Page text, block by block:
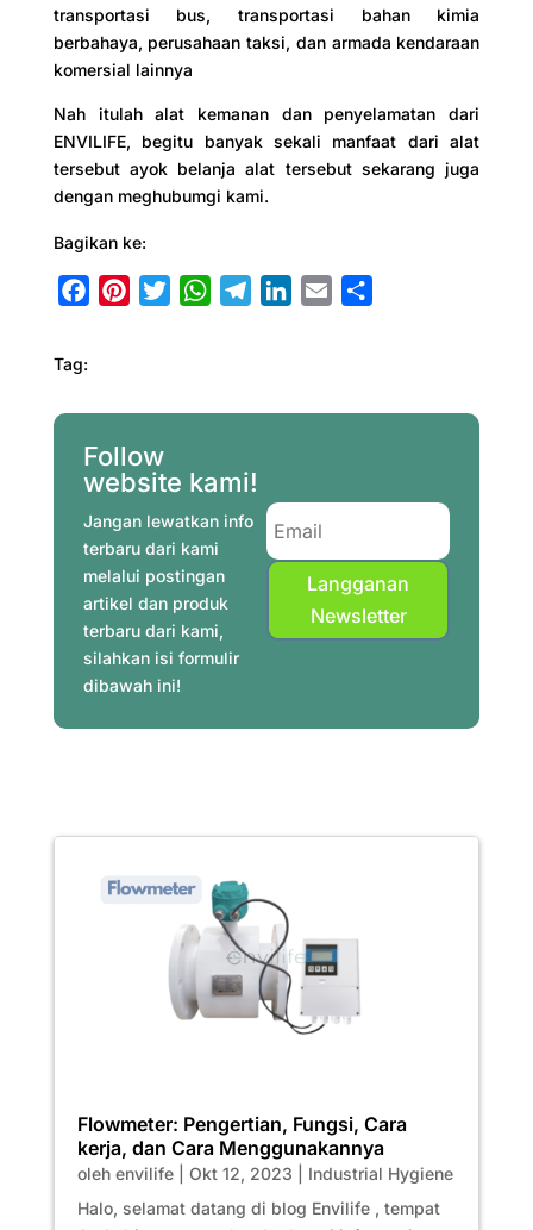
transportasi bus, transportasi bahan kimia
berbahaya, perusahaan taksi, dan armada kendaraan
komersial lainnya
Nah itulah alat kemanan dan penyelamatan dari
ENVILIFE, begitu banyak sekali manfaat dari alat
tersebut ayok belanja alat tersebut sekarang juga
dengan meghubumgi kami.
Bagikan ke:
b
o
o
e
r
e
t
r
W
s
p
g
a
m
e
n
l
e
Tag:
Follow
website kami!
Jangan lewatkan info
terbaru dari kami
melalui postingan
artikel dan produk
terbaru dari kami,
silahkan isi formulir
dibawah ini!
Langganan
Newsletter
Flowmeter: Pengertian, Fungsi, Cara
kerja, dan Cara Menggunakannya
oleh envilife| Okt 12, 2023
Industrial Hygiene
Halo, selamat datang di blog Envilife , tempat